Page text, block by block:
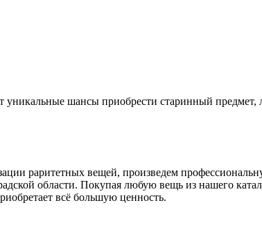
шансы приобрести старинный
раритетных вещей, произведем
области. Покупая любую вещь из нашего
всё большую ценность.